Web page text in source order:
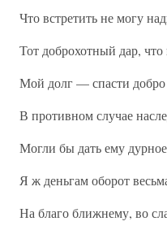
Что встретить не могу
Тот доброхотный дар,
Мой долг — спасти добро
В противном случае
Могли бы дать ему
Я ж деньгам оборот
На благо ближнему, во